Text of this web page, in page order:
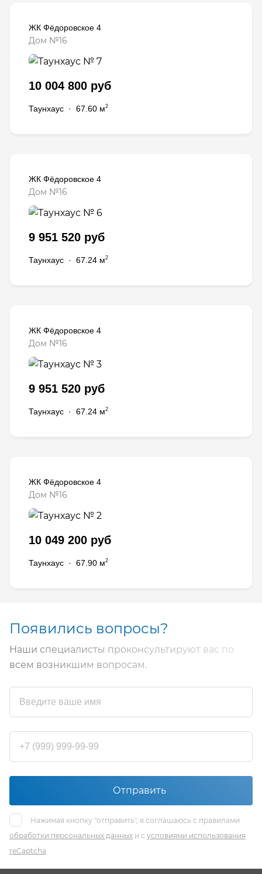
ЖК Фёдоровское 4
Дом №16
10 004 800 руб
Таунхаус · 67.60 м2
ЖК Фёдоровское 4
Дом №16
9 951 520 руб
Таунхаус · 67.24 м2
ЖК Фёдоровское 4
Дом №16
9 951 520 руб
Таунхаус · 67.24 м2
ЖК Фёдоровское 4
Дом №16
10 049 200 руб
Таунхаус · 67.90 м2
Появились вопросы?
Наши специалисты проконсультируют вас по
всем возникшим вопросам.
Отправить
Нажимая кнопку "отправить", я соглашаюсь с правилами
обработки персональных данных и с условиями использования
reCaptcha